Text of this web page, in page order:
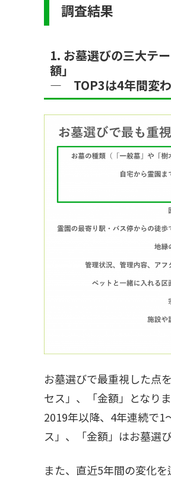
調査結果
1. お墓選びの三大テ
額」
― TOP3は4年間変
お墓選びで最重視した点
セス」、「金額」となりま
2019年以降、4年連続で1
ス」、「金額」はお墓選
また、直近5年間の変化